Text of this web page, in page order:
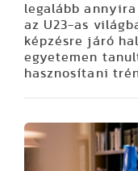
legalább
az U23-as
képzésre járó
egyetemen
hasznosítani